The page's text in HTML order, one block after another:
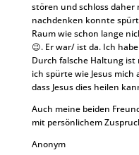
stören und schloss daher
nachdenken konnte
Raum wie schon lange
😉. Er war/ ist da. Ich
Durch falsche Haltung
ich spürte wie Jesus
dass Jesus dies heilen
Auch meine beiden
mit persönlichem
Anonym